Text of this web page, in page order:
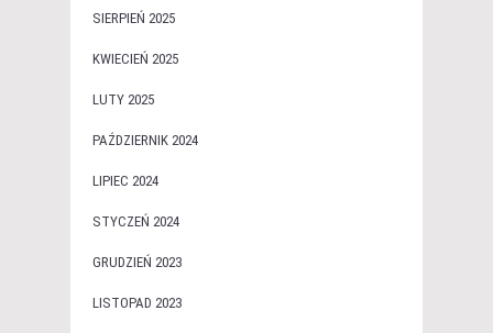
SIERPIEŃ 2025
KWIECIEŃ 2025
LUTY 2025
PAŹDZIERNIK 2024
LIPIEC 2024
STYCZEŃ 2024
GRUDZIEŃ 2023
LISTOPAD 2023